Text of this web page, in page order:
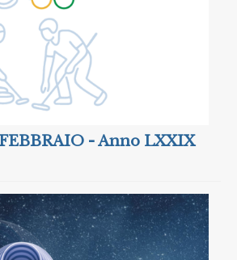
- Anno LXXIX